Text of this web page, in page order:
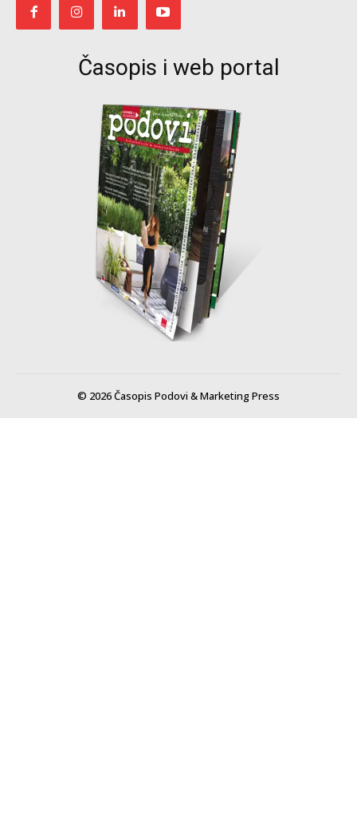
Časopis i web portal
© 2026 Časopis Podovi & Marketing Press